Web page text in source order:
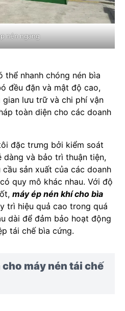
nén ngang
thể nhanh chóng nén bìa
đều đặn và mật độ cao,
lưu trữ và chi phí vận
toàn diện cho các doanh
đặc trưng bởi kiểm soát
dàng và bảo trì thuận tiện,
sản xuất của các doanh
quy mô khác nhau. Với độ
máy ép nén khí cho bìa
trì hiệu quả cao trong quá
dài để đảm bảo hoạt động
tái chế bìa cứng.
máy nén tái chế